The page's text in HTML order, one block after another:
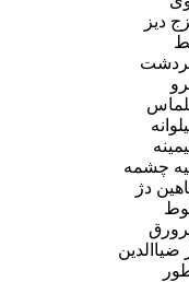
دیز
چشمه
دژ
ضیاالدین